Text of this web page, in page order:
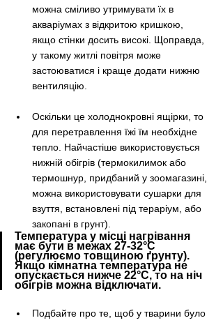
можна сміливо утримувати їх в
акваріумах з відкритою кришкою,
якщо стінки досить високі. Щоправда,
у такому житлі повітря може
застоюватися і краще додати нижню
вентиляцію.
Оскільки це холоднокровні ящірки, то
для перетравлення їжі їм необхідне
тепло. Найчастіше використовується
нижній обігрів (термокилимок або
термошнур, придбаний у зоомагазині,
можна використовувати сушарки для
взуття, встановлені під тераріум, або
закопані в грунт).
Температура у місці нагрівання
має бути в межах 27-32°С
(регулюємо товщиною ґрунту).
Якщо кімнатна температура не
опускається нижче 22°С, то на ніч
обігрів можна відключати.
Подбайте про те, щоб у тварини було